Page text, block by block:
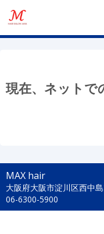
現在、ネットで
MAX hair
大阪府大阪市淀川区西中
06-6300-5900